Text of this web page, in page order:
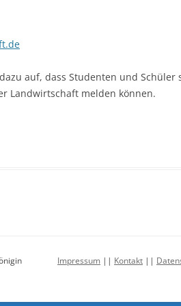
auf, dass Studenten und Schüler
Landwirtschaft melden können.
Impressum || Kontakt ||